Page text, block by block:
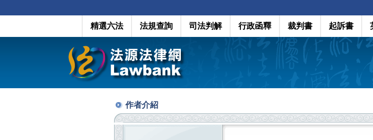
精選六法 法規查詢 司法判解 行政函釋 裁判書 起訴書
作者介紹